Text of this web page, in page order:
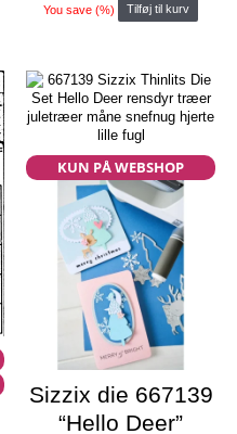
You save (%) Tilføj til kurv
KUN PÅ WEBSHOP
Sizzix die 667139
“Hello Deer”